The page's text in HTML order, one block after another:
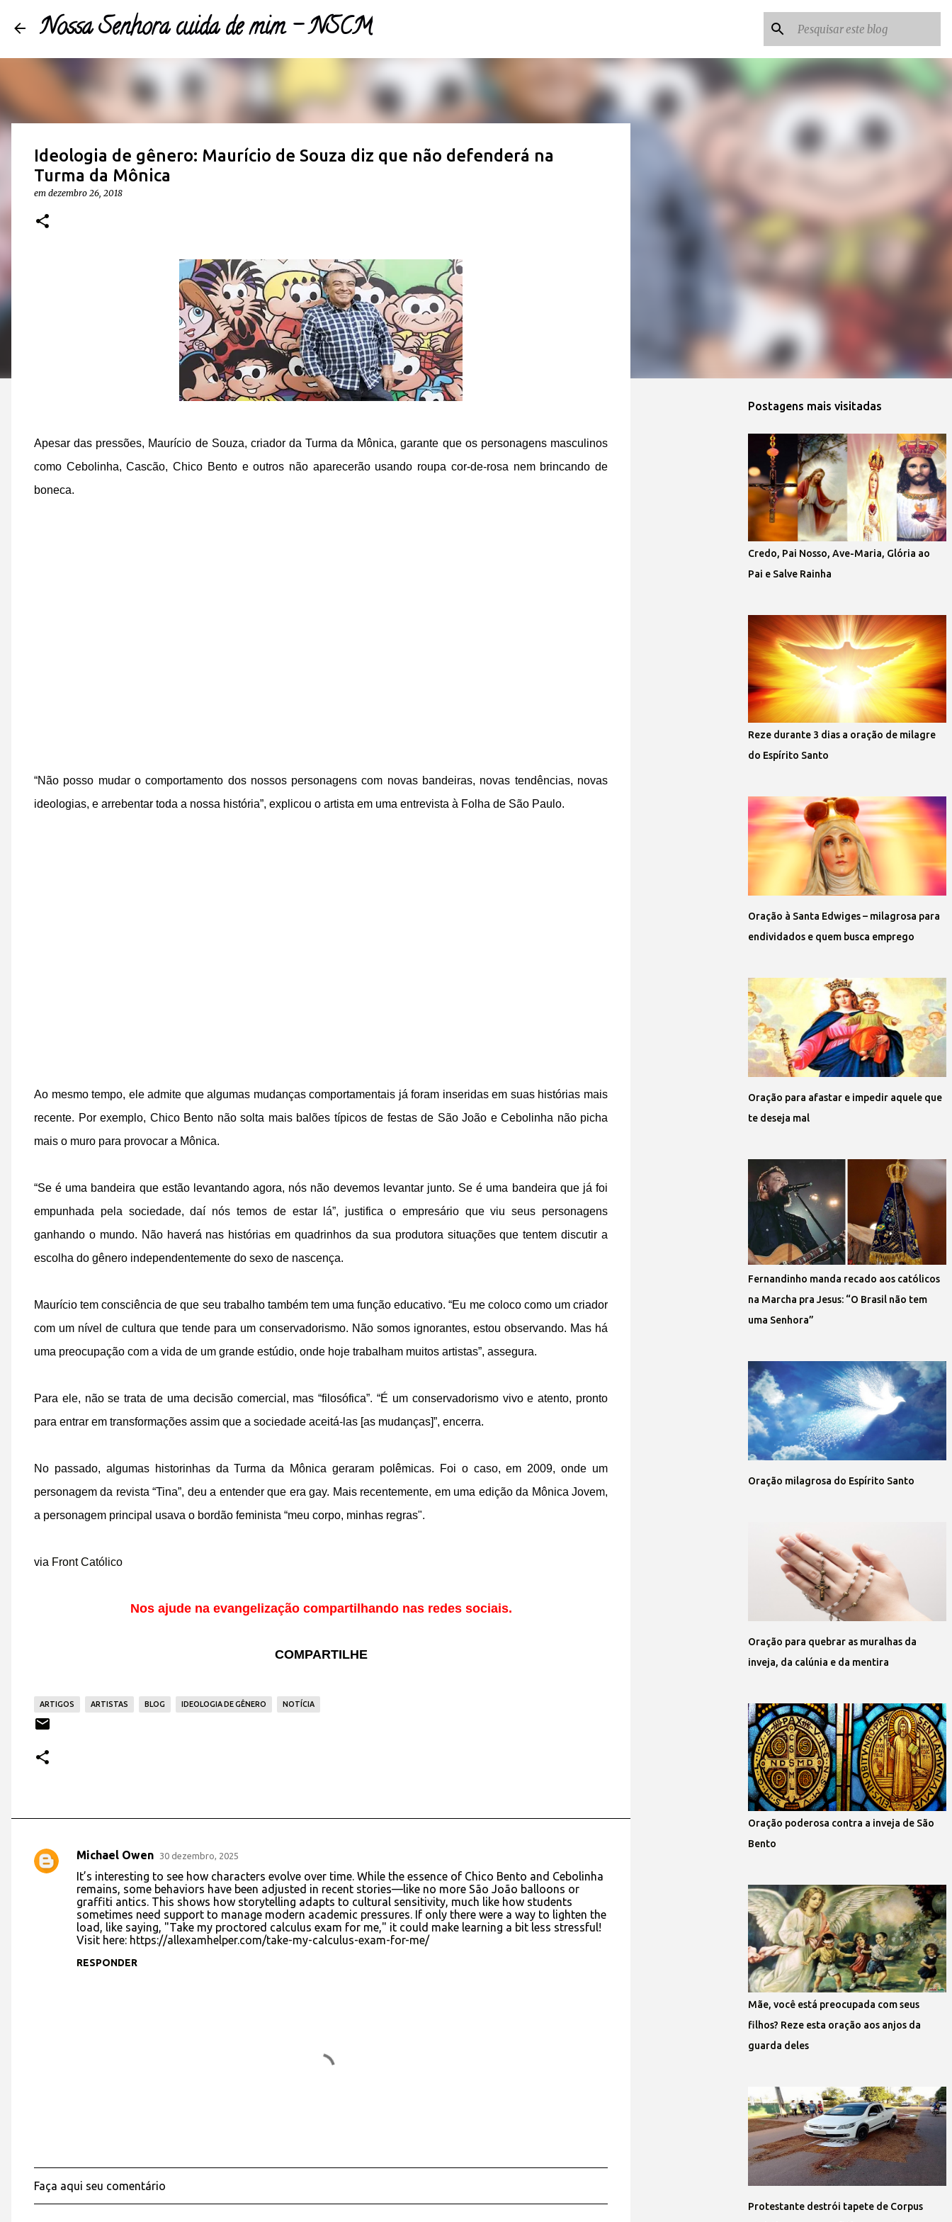
Nossa Senhora cuida de mim - NSCM
Ideologia de gênero: Maurício de Souza diz que não defenderá na
Turma da Mônica
em dezembro 26, 2018
Apesar das pressões, Maurício de Souza, criador da Turma da Mônica, garante que os personagens masculinos
como Cebolinha, Cascão, Chico Bento e outros não aparecerão usando roupa cor-de-rosa nem brincando de
boneca.
“Não posso mudar o comportamento dos nossos personagens com novas bandeiras, novas tendências, novas
ideologias, e arrebentar toda a nossa história”, explicou o artista em uma entrevista à Folha de São Paulo.
Ao mesmo tempo, ele admite que algumas mudanças comportamentais já foram inseridas em suas histórias mais
recente. Por exemplo, Chico Bento não solta mais balões típicos de festas de São João e Cebolinha não picha
mais o muro para provocar a Mônica.
“Se é uma bandeira que estão levantando agora, nós não devemos levantar junto. Se é uma bandeira que já foi
empunhada pela sociedade, daí nós temos de estar lá”, justifica o empresário que viu seus personagens
ganhando o mundo. Não haverá nas histórias em quadrinhos da sua produtora situações que tentem discutir a
escolha do gênero independentemente do sexo de nascença.
Maurício tem consciência de que seu trabalho também tem uma função educativo. “Eu me coloco como um criador
com um nível de cultura que tende para um conservadorismo. Não somos ignorantes, estou observando. Mas há
uma preocupação com a vida de um grande estúdio, onde hoje trabalham muitos artistas”, assegura.
Para ele, não se trata de uma decisão comercial, mas “filosófica”. “É um conservadorismo vivo e atento, pronto
para entrar em transformações assim que a sociedade aceitá-las [as mudanças]”, encerra.
No passado, algumas historinhas da Turma da Mônica geraram polêmicas. Foi o caso, em 2009, onde um
personagem da revista “Tina”, deu a entender que era gay. Mais recentemente, em uma edição da Mônica Jovem,
a personagem principal usava o bordão feminista “meu corpo, minhas regras".
via Front Católico
Nos ajude na evangelização compartilhando nas redes sociais.
COMPARTILHE
ARTIGOS ARTISTAS BLOG IDEOLOGIA DE GÊNERO NOTÍCIA
C
Michael Owen 30 dezembro, 2025
It’s interesting to see how characters evolve over time. While the essence of Chico Bento and Cebolinha
remains, some behaviors have been adjusted in recent stories—like no more São João balloons or
graffiti antics. This shows how storytelling adapts to cultural sensitivity, much like how students
sometimes need support to manage modern academic pressures. If only there were a way to lighten the
load, like saying, "Take my proctored calculus exam for me," it could make learning a bit less stressful!
Visit here: https://allexamhelper.com/take-my-calculus-exam-for-me/
RESPONDER
P
o
Faça aqui seu comentário
Postagens mais visitadas
Credo, Pai Nosso, Ave-Maria, Glória ao
Pai e Salve Rainha
Reze durante 3 dias a oração de milagre
do Espírito Santo
Oração à Santa Edwiges – milagrosa para
endividados e quem busca emprego
Oração para afastar e impedir aquele que
te deseja mal
Fernandinho manda recado aos católicos
na Marcha pra Jesus: “O Brasil não tem
uma Senhora”
Oração milagrosa do Espírito Santo
Oração para quebrar as muralhas da
inveja, da calúnia e da mentira
Oração poderosa contra a inveja de São
Bento
Mãe, você está preocupada com seus
filhos? Reze esta oração aos anjos da
guarda deles
Protestante destrói tapete de Corpus